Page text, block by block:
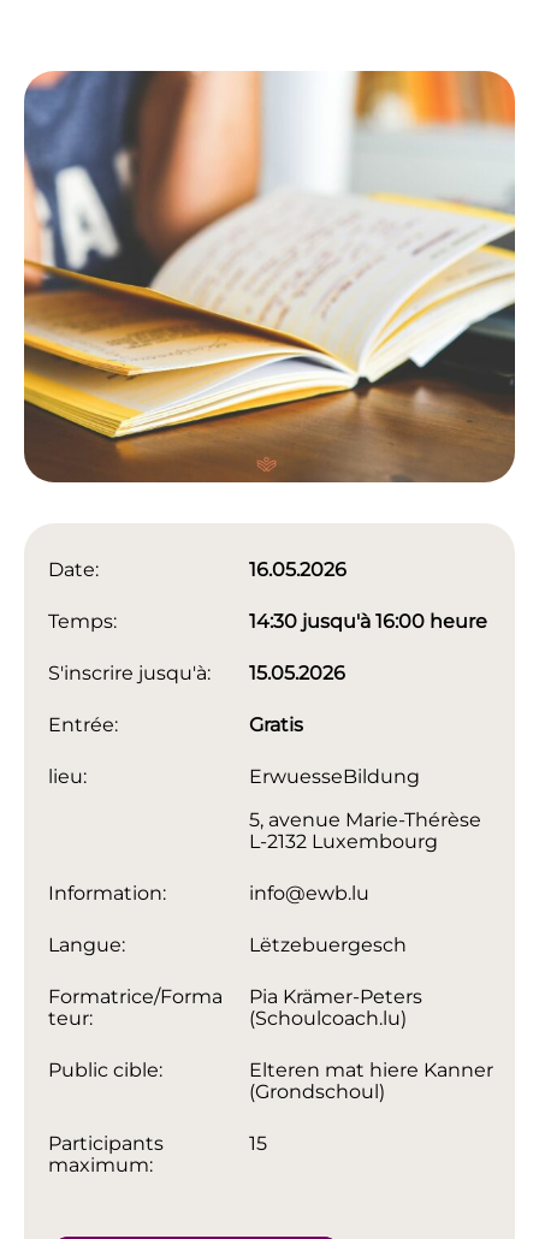
Date: 16.05.2026
Temps: 14:30 jusqu'à 16:00 heure
S'inscrire jusqu'à: 15.05.2026
Entrée: Gratis
lieu:
ErwuesseBildung
5, avenue Marie-Thérèse
L-2132 Luxembourg
Information: info@ewb.lu
Langue: Lëtzebuergesch
Formatrice/Forma
teur:
Pia Krämer-Peters
(Schoulcoach.lu)
Public cible:
Elteren mat hiere Kanner
(Grondschoul)
Participants
maximum:
15